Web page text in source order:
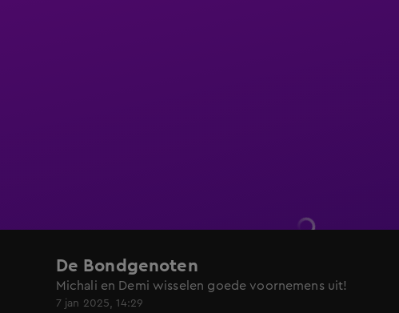
De Bondgenoten
Michali en Demi wisselen goede voornemens uit!
7 jan 2025, 14:29